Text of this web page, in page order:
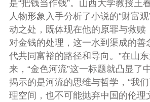
是“把钱当作钱”。山西大学教授王
人物形象入手分析了小说的“财富
动之处，既体现在他的原罪与救赎
对金钱的处理，这一水到渠成的善
代共同富裕的路径和导向。”在山
来，“金色河流”这一标题就凸显了
揭示的是河流的思维与哲学，“我
理空间，也不可能抛弃中国的伦理